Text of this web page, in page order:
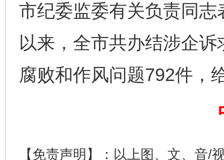
市纪委监委有关负责同
以来，全市共办结涉企
腐败和作风问题792件，
【免责声明】：以上图、文、音/
网上购药对药下症？